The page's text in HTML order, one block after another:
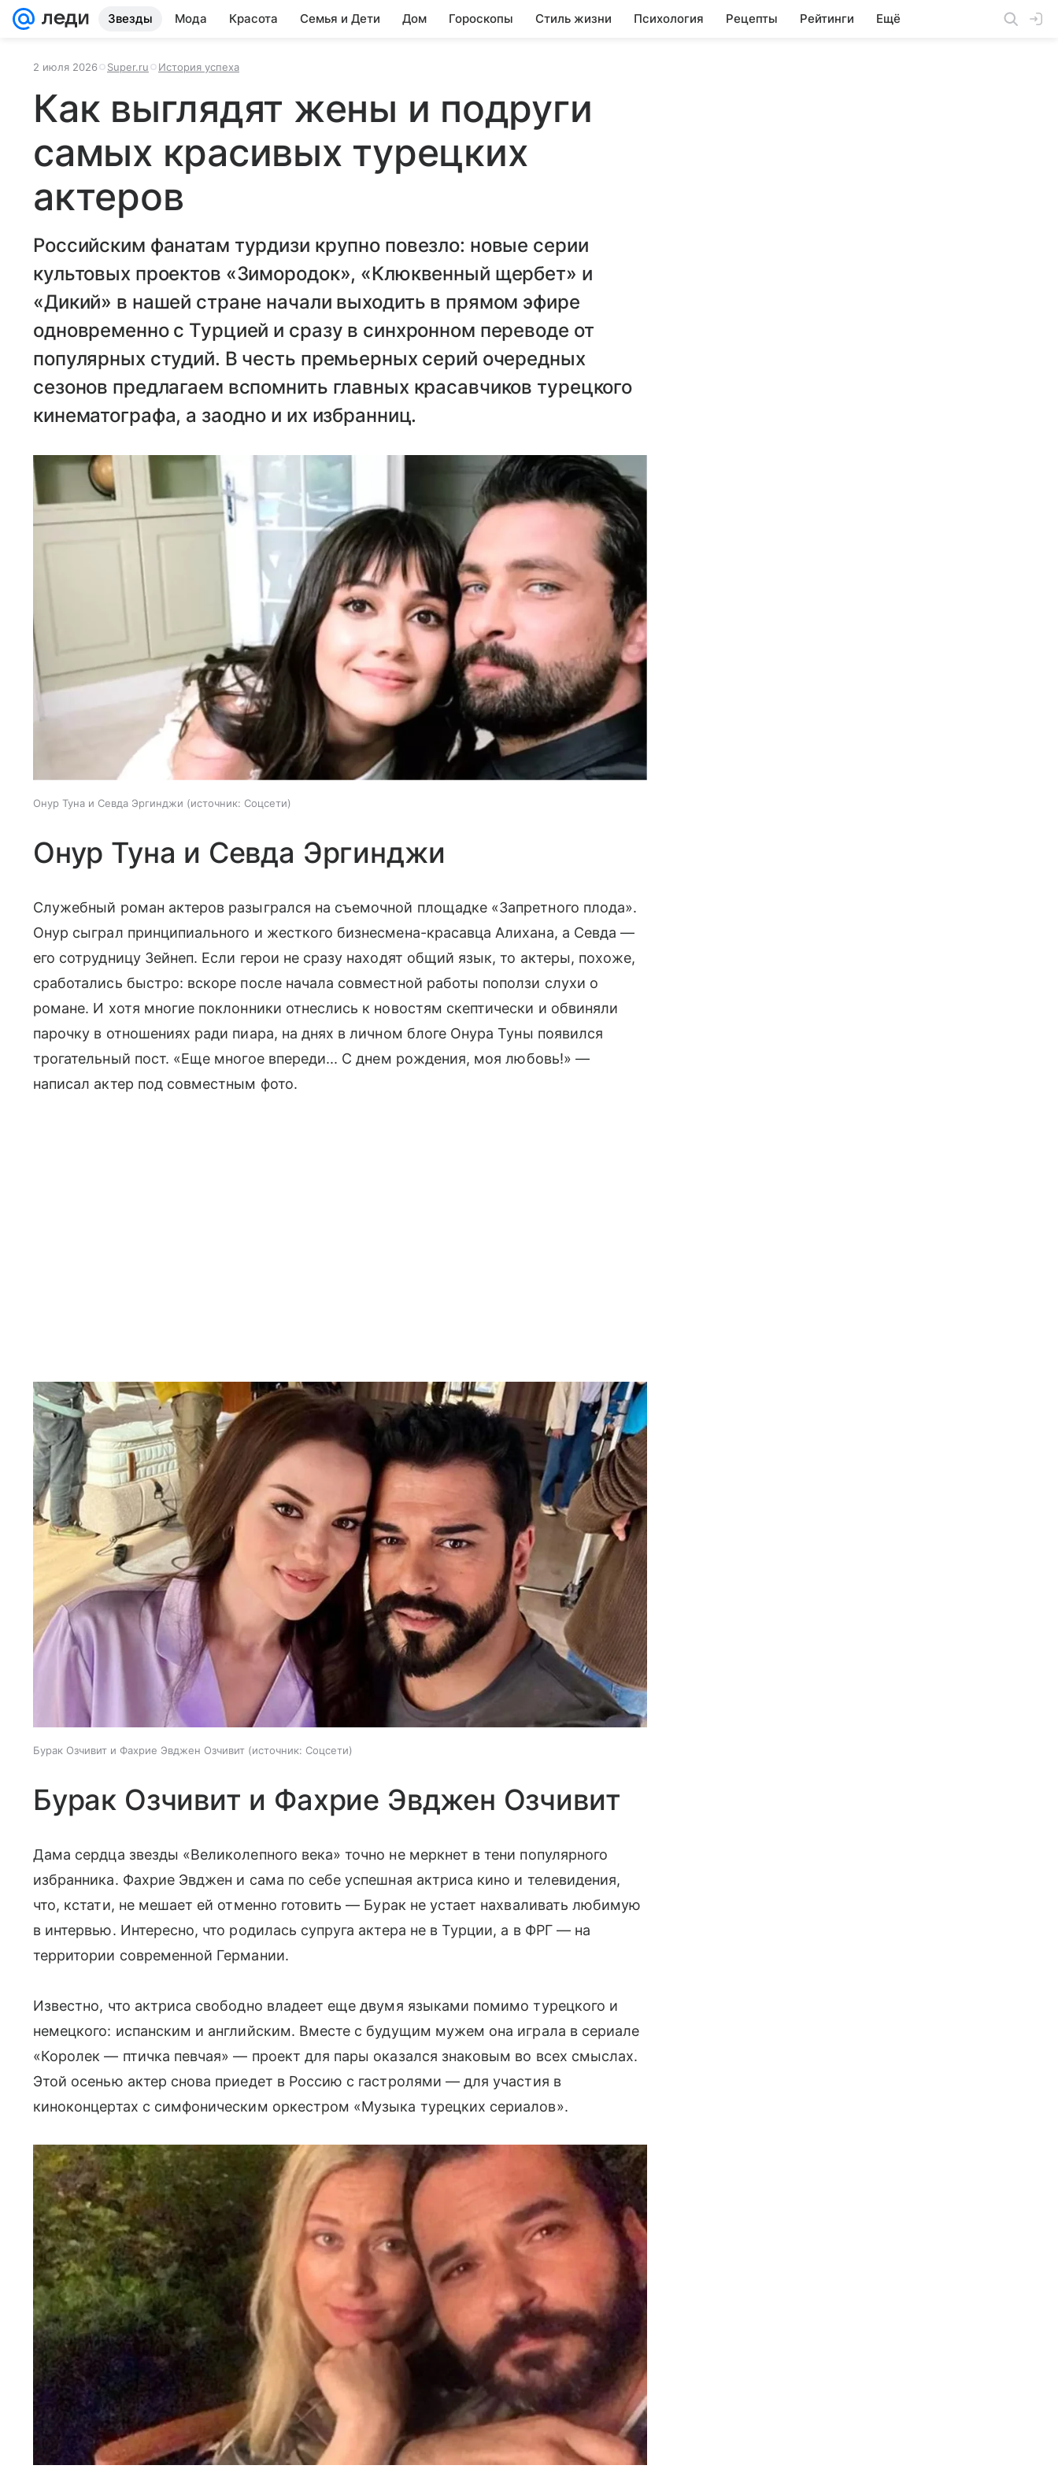
Звезды Мода Красота Семья и Дети Дом Гороскопы Стиль жизни Психология Рецепты Рейтинги Ещё
2 июля 2026 Super.ru История успеха
Как выглядят жены и подруги
самых красивых турецких
актеров
Российским фанатам турдизи крупно повезло: новые серии
культовых проектов «Зимородок», «Клюквенный щербет» и
«Дикий» в нашей стране начали выходить в прямом эфире
одновременно с Турцией и сразу в синхронном переводе от
популярных студий. В честь премьерных серий очередных
сезонов предлагаем вспомнить главных красавчиков турецкого
кинематографа, а заодно и их избранниц.
Онур Туна и Севда Эргинджи источник: Соцсети
Онур Туна и Севда Эргинджи
Служебный роман актеров разыгрался на съемочной площадке «Запретного плода».
Онур сыграл принципиального и жесткого бизнесмена-красавца Алихана, а Севда —
его сотрудницу Зейнеп. Если герои не сразу находят общий язык, то актеры, похоже,
сработались быстро: вскоре после начала совместной работы поползи слухи о
романе. И хотя многие поклонники отнеслись к новостям скептически и обвиняли
парочку в отношениях ради пиара, на днях в личном блоге Онура Туны появился
трогательный пост. «Еще многое впереди... С днем рождения, моя любовь!» —
написал актер под совместным фото.
Бурак Озчивит и Фахрие Эвджен Озчивит источник: Соцсети
Бурак Озчивит и Фахрие Эвджен Озчивит
Дама сердца звезды «Великолепного века» точно не меркнет в тени популярного
избранника. Фахрие Эвджен и сама по себе успешная актриса кино и телевидения,
что, кстати, не мешает ей отменно готовить — Бурак не устает нахваливать любимую
в интервью. Интересно, что родилась супруга актера не в Турции, а в ФРГ — на
территории современной Германии.
Известно, что актриса свободно владеет еще двумя языками помимо турецкого и
немецкого: испанским и английским. Вместе с будущим мужем она играла в сериале
«Королек — птичка певчая» — проект для пары оказался знаковым во всех смыслах.
Этой осенью актер снова приедет в Россию с гастролями — для участия в
киноконцертах с симфоническим оркестром «Музыка турецких сериалов».